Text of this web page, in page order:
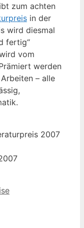
zum achten
in der
wird diesmal
fertig“
vom
werden
– alle
2007